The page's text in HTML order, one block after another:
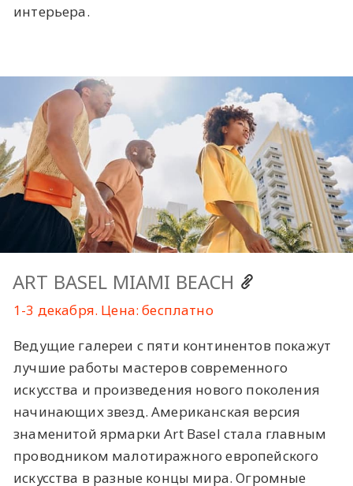
интерьера.
ART BASEL MIAMI BEACH
1-3 декабря. Цена: бесплатно
Ведущие галереи с пяти континентов покажут
лучшие работы мастеров современного
искусства и произведения нового поколения
начинающих звезд. Американская версия
знаменитой ярмарки Art Basel стала главным
проводником малотиражного европейского
искусства в разные концы мира. Огромные